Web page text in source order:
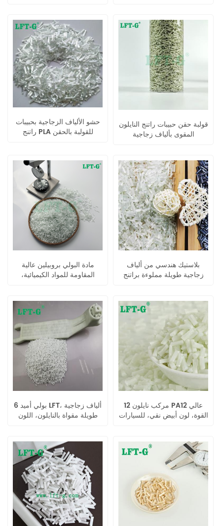
حشو الألياف الزجاجية بحبيبات
راتنج PLA للقولبة بالحقن
قولبة حقن حبيبات راتنج النايلون
المقوى بألياف زجاجية
مادة البولي بروبيلين عالية
المقاومة للمواد الكيميائية،
حسب الطلب.
بلاستيك هندسي من ألياف
زجاجية طويلة مملوءة براتنج
بولي أميد 6 LFT، ألياف زجاجية
طويلة مقواة بالنايلون، اللون
مركب نايلون 12 PA12 عالي
القوة، لون أبيض نقي، للسيارات